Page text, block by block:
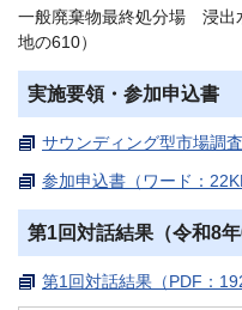
一般廃棄物最終処分場 浸出
地の610）
実施要領・参加申込書
サウンディング型市場調
参加申込書（ワード：
第1回対話結果（令和8年
第1回対話結果（PDF：